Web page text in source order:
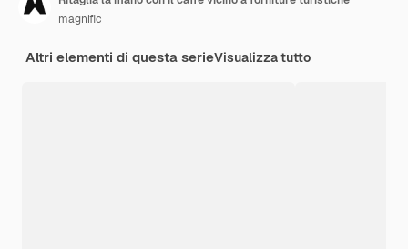
magnific
Altri elementi di questa serieVisualizza tutto